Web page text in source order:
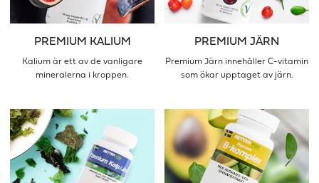
PREMIUM KALIUM
Kalium är ett av de vanligare
mineralerna i kroppen.
PREMIUM JÄRN
Premium Järn innehåller C-vitamin
som ökar upptaget av järn.